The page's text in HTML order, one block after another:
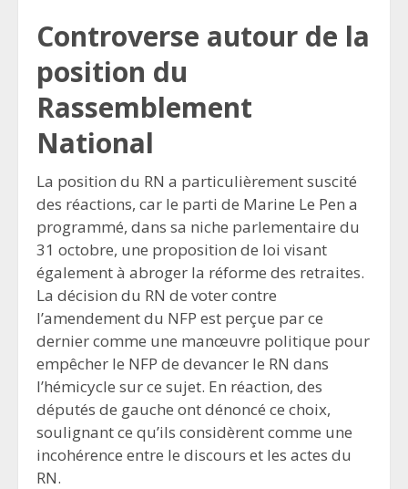
Controverse autour de la
position du
Rassemblement
National
La position du RN a particulièrement suscité
des réactions, car le parti de Marine Le Pen a
programmé, dans sa niche parlementaire du
31 octobre, une proposition de loi visant
également à abroger la réforme des retraites.
La décision du RN de voter contre
l’amendement du NFP est perçue par ce
dernier comme une manœuvre politique pour
empêcher le NFP de devancer le RN dans
l’hémicycle sur ce sujet. En réaction, des
députés de gauche ont dénoncé ce choix,
soulignant ce qu’ils considèrent comme une
incohérence entre le discours et les actes du
RN.